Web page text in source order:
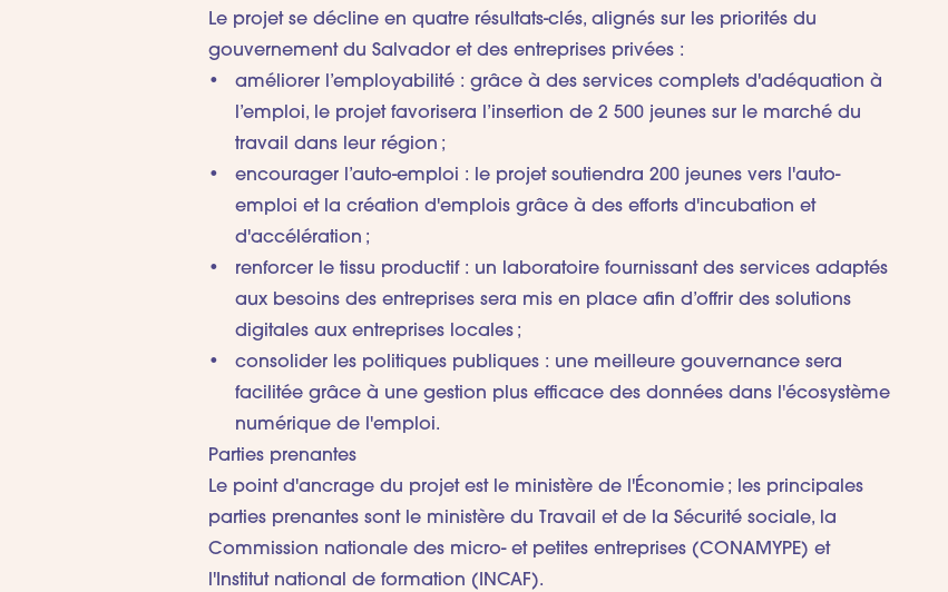
Le projet se décline en quatre résultats-clés, alignés sur les priorités du
gouvernement du Salvador et des entreprises privées :
améliorer l’employabilité : grâce à des services complets d'adéquation à
l’emploi, le projet favorisera l’insertion de 2 500 jeunes sur le marché du
travail dans leur région ;
encourager l’auto-emploi : le projet soutiendra 200 jeunes vers l'auto-
emploi et la création d'emplois grâce à des efforts d'incubation et
d'accélération ;
renforcer le tissu productif : un laboratoire fournissant des services adaptés
aux besoins des entreprises sera mis en place afin d’offrir des solutions
digitales aux entreprises locales ;
consolider les politiques publiques : une meilleure gouvernance sera
facilitée grâce à une gestion plus efficace des données dans l'écosystème
numérique de l'emploi.
Parties prenantes
Le point d'ancrage du projet est le ministère de l'Économie ; les principales
parties prenantes sont le ministère du Travail et de la Sécurité sociale, la
Commission nationale des micro- et petites entreprises (CONAMYPE) et
l'Institut national de formation (INCAF).